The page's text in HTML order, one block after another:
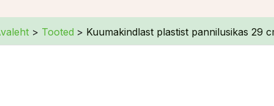
Tooted Kuumakindlast plastist pannilusikas 29